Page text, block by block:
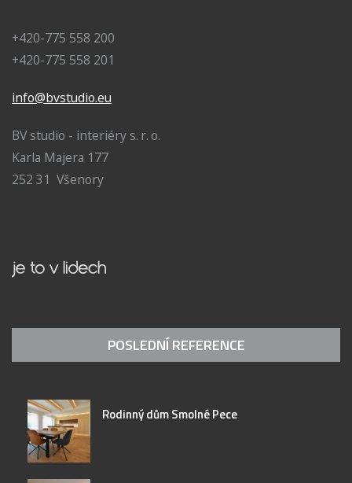
+420-775 558 200
+420-775 558 201
info@bvstudio.eu
BV studio - interiéry s. r. o.
Karla Majera 177
252 31 Všenory
POSLEDNÍ REFERENCE
Rodinný dům Smolné Pece